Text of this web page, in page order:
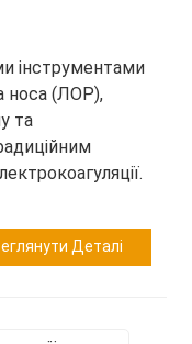
інструментами
носа (ЛОР),
та
Деталі